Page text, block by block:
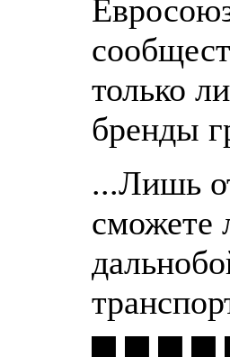
только
бренды
...Лишь
сможете